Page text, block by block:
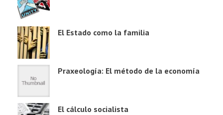
El Estado como la familia
Praxeología: El método de la economía
El cálculo socialista